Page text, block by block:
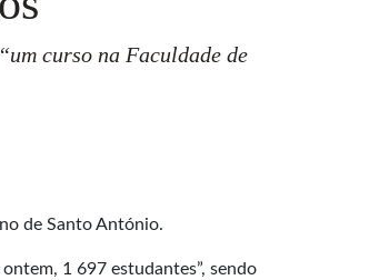
curso na Faculdade de
de Santo António.
1 697 estudantes”, sendo